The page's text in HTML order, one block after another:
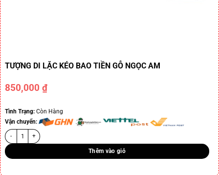
TƯỢNG DI LẶC KÉO BAO TIỀN GỖ NGỌC AM
850,000₫
Tình Trạng:Còn Hàng
Vận chuyển:
Thêm vào giỏ